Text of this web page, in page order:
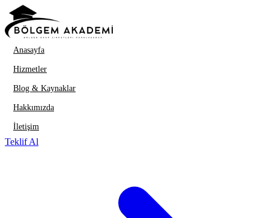
İçeriğe geç
Anasayfa
Hizmetler
Blog & Kaynaklar
Hakkımızda
İletişim
Teklif Al